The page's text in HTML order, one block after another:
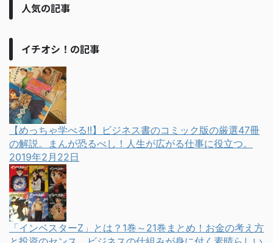
人気の記事
イチオシ！の記事
【めっちゃ学べる!!】ビジネス書のコミック版の厳選47冊
の解説。まんが恐るべし！人生が広がる仕事に役立つ。
2019年2月22日
「インベスターZ」とは？1巻～21巻まとめ！お金の考え方